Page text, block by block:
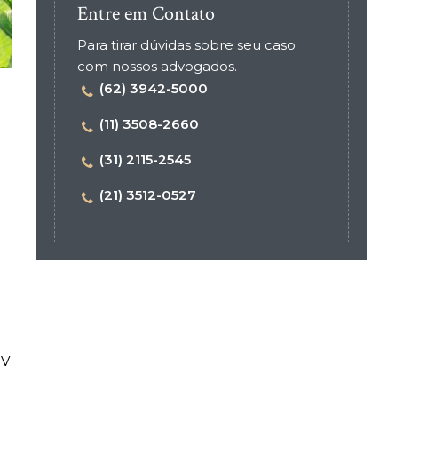
Entre em Contato
Para tirar dúvidas sobre seu caso
com nossos advogados.
(62) 3942-5000
(11) 3508-2660
(31) 2115-2545
(21) 3512-0527